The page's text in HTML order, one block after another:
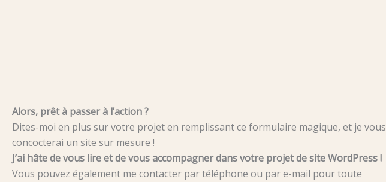
Alors, prêt à passer à l’action ?
Dites-moi en plus sur votre projet en remplissant ce formulaire magique, et je vous
concocterai un site sur mesure !
J’ai hâte de vous lire et de vous accompagner dans votre projet de site WordPress !
Vous pouvez également me contacter par téléphone ou par e-mail pour toute